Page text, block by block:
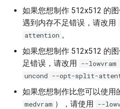
如果您想制作 512x512 的
遇到内存不足错误，请改用
attention 。
如果您想制作 512x512 的
足错误，请改用 --
uncond --opt-split-
如果您想制作比您可以使用
medvram ），请使用 --